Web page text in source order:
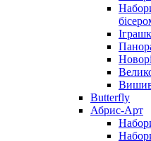
Butterfly
Абрис-Арт